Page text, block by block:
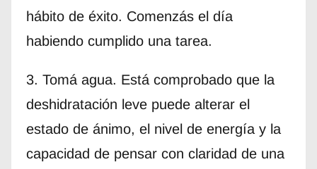
hábito de éxito. Comenzás el día
habiendo cumplido una tarea.
3. Tomá agua. Está comprobado que la
deshidratación leve puede alterar el
estado de ánimo, el nivel de energía y la
capacidad de pensar con claridad de una